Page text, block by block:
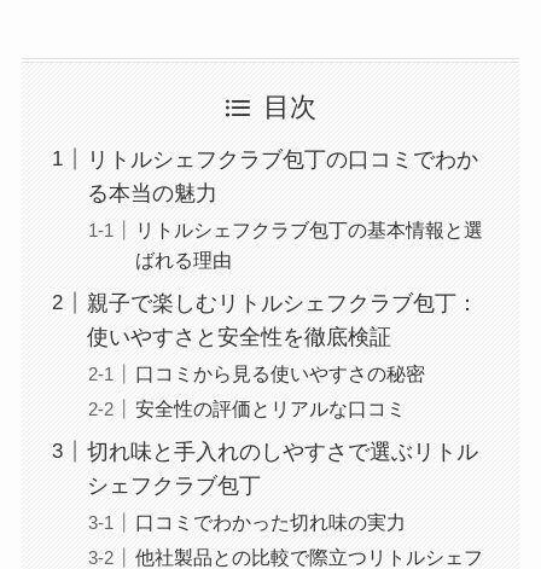
目次
リトルシェフクラブ包丁の口コミでわか
る本当の魅力
リトルシェフクラブ包丁の基本情報と選
ばれる理由
親子で楽しむリトルシェフクラブ包丁：
使いやすさと安全性を徹底検証
口コミから見る使いやすさの秘密
安全性の評価とリアルな口コミ
切れ味と手入れのしやすさで選ぶリトル
シェフクラブ包丁
口コミでわかった切れ味の実力
他社製品との比較で際立つリトルシェフ